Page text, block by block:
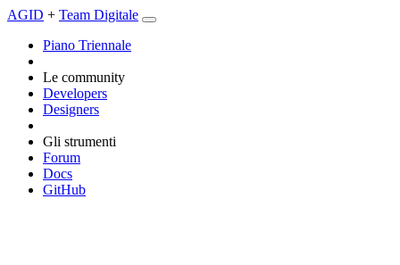
AGID + Team Digitale
Piano Triennale
Le community
Developers
Designers
Gli strumenti
Forum
Docs
GitHub